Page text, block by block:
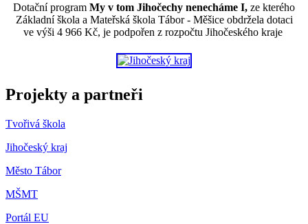
Dotační program My v tom Jihočechy nenecháme I, ze kterého
Základní škola a Mateřská škola Tábor - Měšice obdržela dotaci
ve výši 4 966 Kč, je podpořen z rozpočtu Jihočeského kraje
Projekty a partneři
Tvořivá škola
Jihočeský kraj
Město Tábor
MŠMT
Portál EU